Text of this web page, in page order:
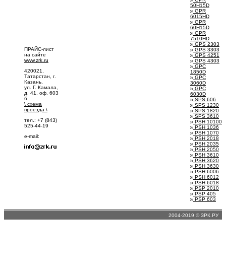
50H15D
GPR
6015HD
GPR
60H15D
GPR
7510HD
GPS 2303
GPS 3303
GPS 4251
GPS 4303
GPC
1850D
GPC
3060D
GPC
6030D
SPS 606
SPS 1230
SPS 1820
SPS 3610
PSH 10100
PSH 1036
PSH 1070
PSH 2018
PSH 2035
PSH 2050
PSH 3610
PSH 3620
PSH 3630
PSH 6006
PSH 6012
PSH 6018
PSP 2010
PSP 405
PSP 603
ПРАЙС-лист
на сайте
www.zrk.ru
420021,
Татарстан, г.
Казань,
ул. Г. Камала,
д. 41, оф. 603
б
\ схема
проезда \
тел.: +7 (843)
525-44-19
e-mail:
2004-2019 © ЗРК.РУ